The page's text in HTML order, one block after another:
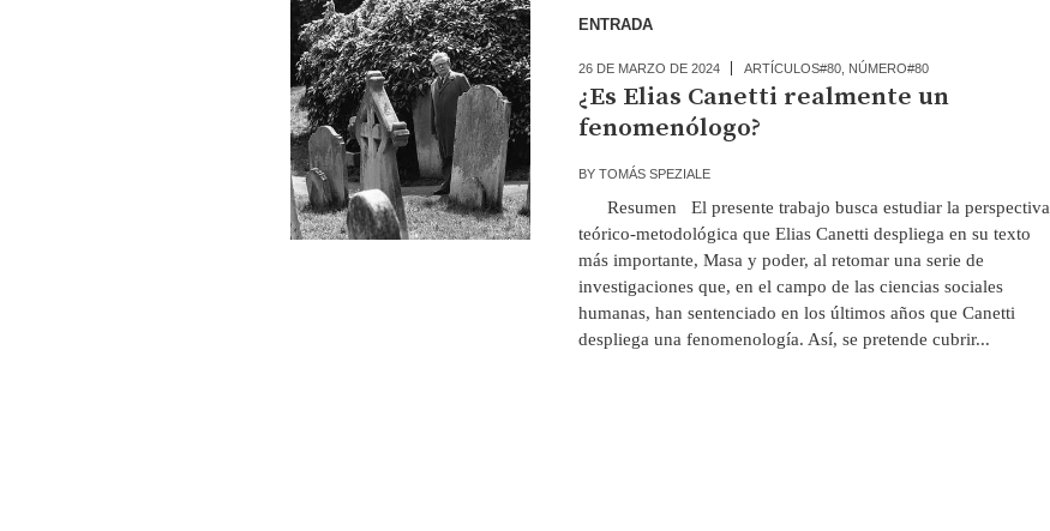
ENTRADA
26 DE MARZO DE 2024 ARTÍCULOS#80, NÚMERO#80
¿Es Elias Canetti realmente un
fenomenólogo?
BY TOMÁS SPEZIALE
Resumen El presente trabajo busca estudiar la perspectiva
teórico-metodológica que Elias Canetti despliega en su texto
más importante, Masa y poder, al retomar una serie de
investigaciones que, en el campo de las ciencias sociales
humanas, han sentenciado en los últimos años que Canetti
despliega una fenomenología. Así, se pretende cubrir...